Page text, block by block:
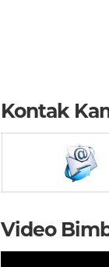
Kontak
Video